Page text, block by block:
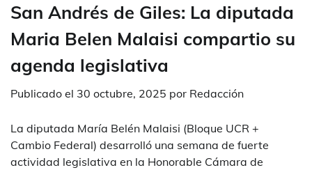
San Andrés de Giles: La diputada
Maria Belen Malaisi compartio su
agenda legislativa
Publicado el 30 octubre, 2025 por Redacción
La diputada María Belén Malaisi (Bloque UCR +
Cambio Federal) desarrolló una semana de fuerte
actividad legislativa en la Honorable Cámara de